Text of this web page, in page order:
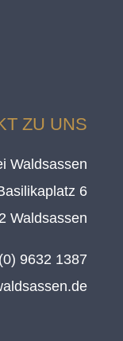
ZU UNS
Waldsassen
6
Waldsassen
9632 1387